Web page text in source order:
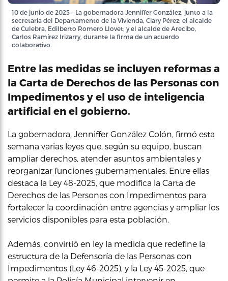
10 de junio de 2025 – La gobernadora Jenniffer González, junto a la
secretaria del Departamento de la Vivienda, Ciary Pérez; el alcalde
de Culebra, Edilberto Romero Llovet; y el alcalde de Arecibo,
Carlos Ramírez Irizarry, durante la firma de un acuerdo
colaborativo.
Entre las medidas se incluyen reformas a
la Carta de Derechos de las Personas con
Impedimentos y el uso de inteligencia
artificial en el gobierno.
La gobernadora, Jenniffer González Colón, firmó esta
semana varias leyes que, según su equipo, buscan
ampliar derechos, atender asuntos ambientales y
reorganizar funciones gubernamentales. Entre ellas
destaca la Ley 48-2025, que modifica la Carta de
Derechos de las Personas con Impedimentos para
fortalecer la coordinación entre agencias y ampliar los
servicios disponibles para esta población.
Además, convirtió en ley la medida que redefine la
estructura de la Defensoría de las Personas con
Impedimentos (Ley 46-2025), y la Ley 45-2025, que